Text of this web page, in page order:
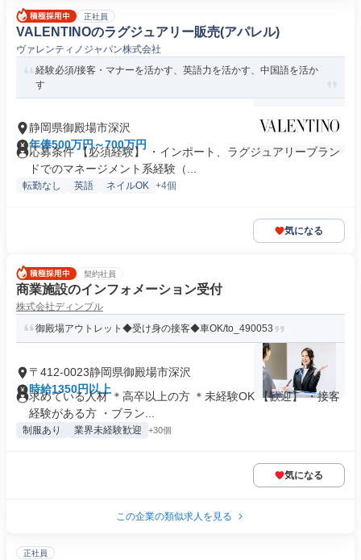
正社員
VALENTINOのラグジュアリー販売(アパレル)
ヴァレンティノジャパン株式会社
経験必須/接客・マナーを活かす、英語力を活かす、中国語を活か
す
静岡県御殿場市深沢
年俸500万円～700万円
応募条件 【必須経験】 ・インポート、ラグジュアリーブラン
ドでのマネージメント系経験（...
転勤なし 英語 ネイルOK +4個
気になる
契約社員
商業施設のインフォメーション受付
株式会社ディンプル
御殿場アウトレット◆受け身の接客◆車OK/to_490053
〒412-0023静岡県御殿場市深沢
時給1350円以上
求めている人材 ＊高卒以上の方 ＊未経験OK 【歓迎】 ・接客
経験がある方 ・ブラン...
制服あり 業界未経験歓迎 +30個
気になる
この企業の類似求人を見る
正社員